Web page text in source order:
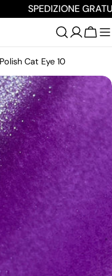
SPEDIZIONE
Cat Eye 10